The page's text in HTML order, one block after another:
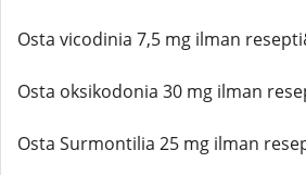
Osta vicodinia 7,5 mg ilman
Osta oksikodonia 30 mg ilman
Osta Surmontilia 25 mg ilman